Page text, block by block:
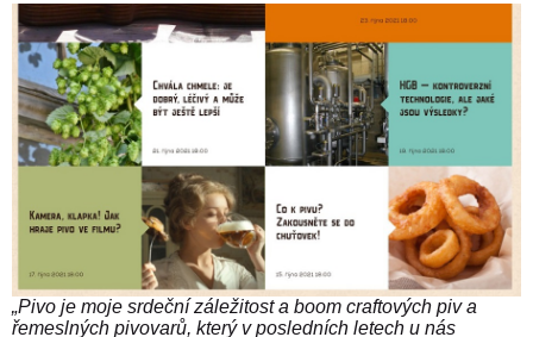
„Pivo je moje srdeční záležitost a boom craftových piv a
řemeslných pivovarů, který v posledních letech u nás